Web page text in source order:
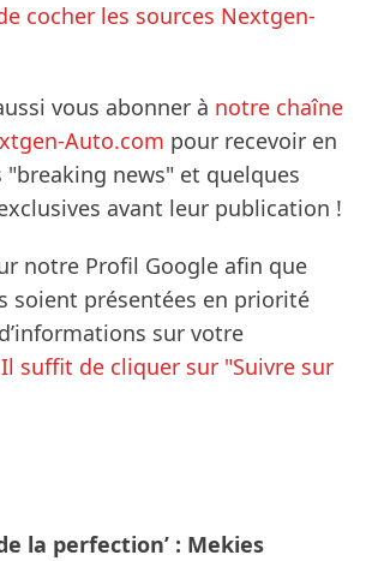
cocher les sources Nextgen-
vous abonner à notre chaîne
Auto.com pour recevoir en
news" et quelques
avant leur publication !
notre Profil Google afin que
soient présentées en priorité
sur votre
Il suffit de cliquer sur "Suivre sur
la perfection’ : Mekies